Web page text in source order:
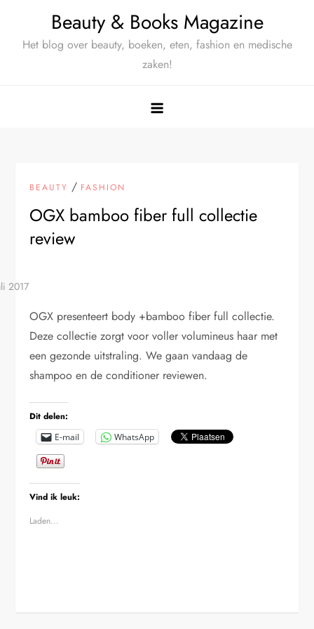
Beauty & Books Magazine
Het blog over beauty, boeken, eten, fashion en medische
zaken!
BEAUTY / FASHION
OGX bamboo fiber full collectie
review
OGX presenteert body +bamboo fiber full collectie.
Deze collectie zorgt voor voller volumineus haar met
een gezonde uitstraling. We gaan vandaag de
shampoo en de conditioner reviewen.
Dit delen:
E-mail WhatsApp
Vind ik leuk:
Laden...